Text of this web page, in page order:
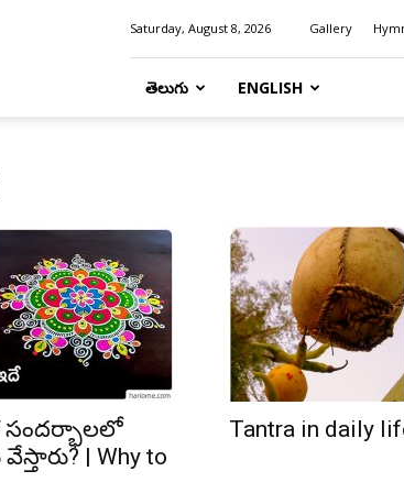
Saturday, August 8, 2026 Gallery
తెలుగు ENGLISH
సందర్భాలలో
వేస్తారు? | Why to
Tantra in daily